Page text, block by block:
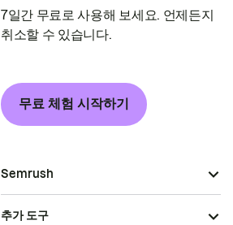
7일간 무료로 사용해 보세요. 언제든지
취소할 수 있습니다.
무료 체험 시작하기
Semrush
추가 도구